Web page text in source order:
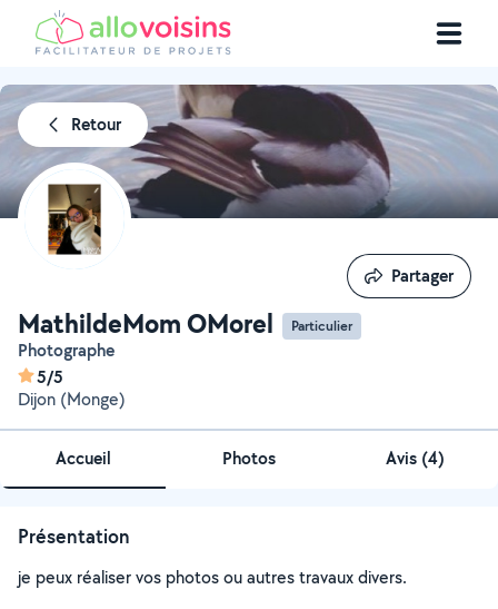
Retour
MathildeMom OMorel Particulier
Photographe
5/5
Dijon (Monge)
Partager
Partager
Accueil Photos Avis (4)
Présentation
je peux réaliser vos photos ou autres travaux divers.